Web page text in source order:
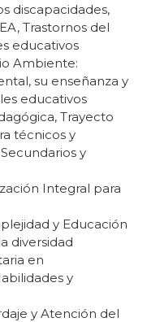
discapacidades,
Trastornos del
educativos
Ambiente:
su enseñanza y
educativos
Trayecto
técnicos y
y
Integral para
y Educación
diversidad
en
y
y Atención del